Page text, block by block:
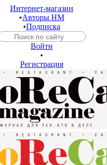
Интернет-магазин
•Авторы HM
•Подписка
Войти
•
Регистрация